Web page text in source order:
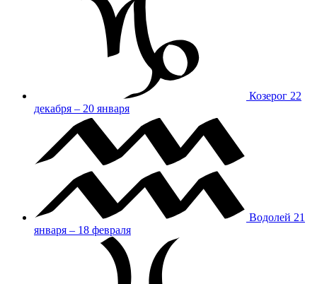
Козерог 22
декабря – 20 января
Водолей 21
января – 18 февраля